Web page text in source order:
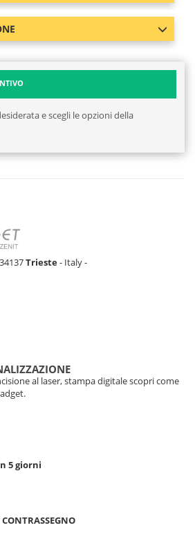
e scegli le opzioni della
Trieste- Italy -
al laser, stampa digitale scopri come
5 giorni